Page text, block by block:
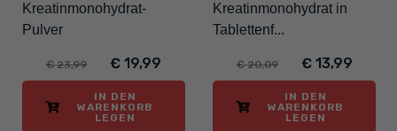
Kreatinmonohydrat-
Pulver
€ 23,99 € 19,99
IN DEN
WARENKORB
LEGEN
Kreatinmonohydrat in
Tablettenf...
€ 20,09 € 13,99
IN DEN
WARENKORB
LEGEN